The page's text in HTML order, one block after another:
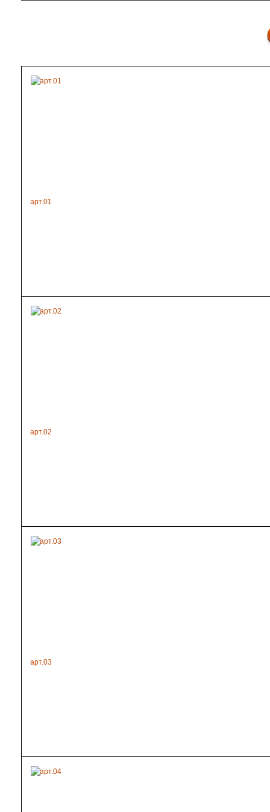
арт.01
арт.02
арт.03